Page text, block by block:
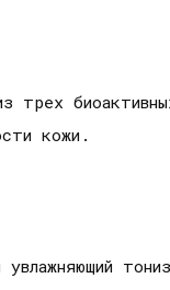
трех
кожи.